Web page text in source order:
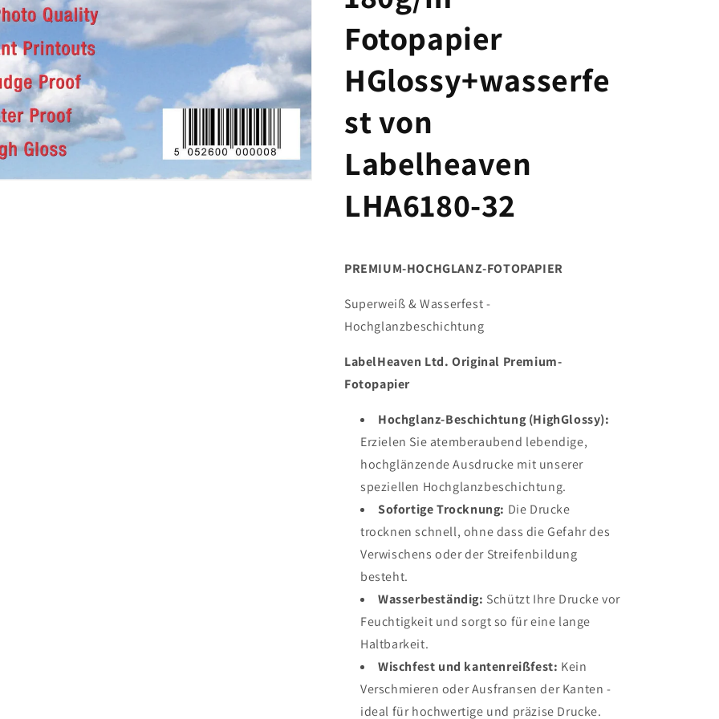
Fotopapier
HGlossy+wasserfe
st von
Labelheaven
LHA6180-32
PREMIUM-HOCHGLANZ-FOTOPAPIER
Superweiß & Wasserfest -
Hochglanzbeschichtung
LabelHeaven Ltd. Original Premium-
Fotopapier
Hochglanz-Beschichtung (HighGlossy):
Erzielen Sie atemberaubend lebendige,
hochglänzende Ausdrucke mit unserer
speziellen Hochglanzbeschichtung.
Sofortige Trocknung: Die Drucke
trocknen schnell, ohne dass die Gefahr des
Verwischens oder der Streifenbildung
besteht.
Wasserbeständig: Schützt Ihre Drucke vor
Feuchtigkeit und sorgt so für eine lange
Haltbarkeit.
Wischfest und kantenreißfest: Kein
Verschmieren oder Ausfransen der Kanten -
ideal für hochwertige und präzise Drucke.